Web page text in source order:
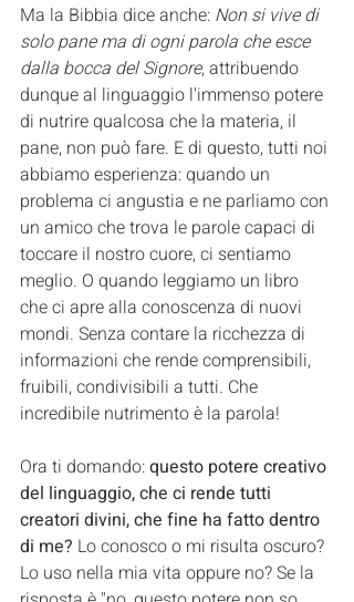
Ma la Bibbia dice anche: Non si vive di
solo pane ma di ogni parola che esce
dalla bocca del Signore, attribuendo
dunque al linguaggio l'immenso potere
di nutrire qualcosa che la materia, il
pane, non può fare. E di questo, tutti noi
abbiamo esperienza: quando un
problema ci angustia e ne parliamo con
un amico che trova le parole capaci di
toccare il nostro cuore, ci sentiamo
meglio. O quando leggiamo un libro
che ci apre alla conoscenza di nuovi
mondi. Senza contare la ricchezza di
informazioni che rende comprensibili,
fruibili, condivisibili a tutti. Che
incredibile nutrimento è la parola!
Ora ti domando: questo potere creativo
del linguaggio, che ci rende tutti
creatori divini, che fine ha fatto dentro
di me? Lo conosco o mi risulta oscuro?
Lo uso nella mia vita oppure no? Se la